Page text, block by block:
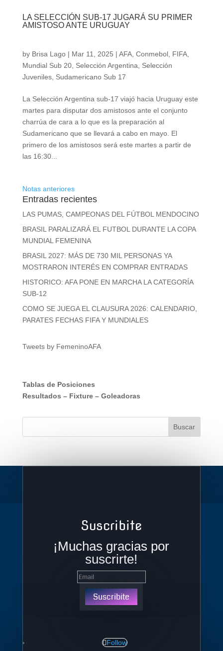
LA SELECCIÓN SUB-17 JUGARÁ SU PRIMER
AMISTOSO ANTE URUGUAY
by Brisa Lago| Mar 11, 2025 | AFA, Conmebol, FIFA,
Mundial Sub 20, Selección Argentina
Selección
Juveniles, Sudamericano Sub 17
La Selección Argentina sub-17 viajó hacia Uruguay este
martes para disputar dos amistosos ante el conjunto
charrúa de cara a lo que es la preparación al
Sudamericano que se llevará a cabo en mayo. El
primero de los amistosos será este martes a partir de
las 16:30...
Notas anteriores
Entradas recientes
LAS PUMAS, CAMPEONAS DEL FÚTBOL MENDOCINO
BRASIL PARALIZARÁ EL FUTBOL DURANTE LA COPA
MUNDIAL FEMENINA
BRASIL 2027: MÁS DE 730 MIL PERSONAS YA
MOSTRARON INTERÉS EN COMPRAR ENTRADAS
HISTORICO: AFA PONE EN MARCHA LA CATEGORÍA
SUB-12
COMO SE JUEGA EL CLAUSURA 2026: CALENDARIO,
PARATES FECHAS FIFA Y MUNDIALES
Tweets by FemeninoAFA
Tablas de Posiciones
Resultados – Fixture– Goleadoras
Suscribite
¡Muchas gracias por
suscrirte!
Suscribite
Follow